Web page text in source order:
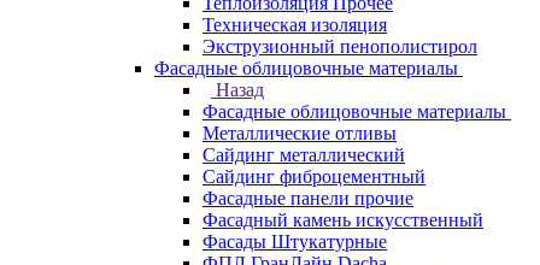
Техническая изоляция
Экструзионный пенополистирол
Фасадные облицовочные материалы
Назад
Фасадные облицовочные материалы
Металлические отливы
Сайдинг металлический
Сайдинг фиброцементный
Фасадные панели прочие
Фасадный камень искусственный
Фасады Штукатурные